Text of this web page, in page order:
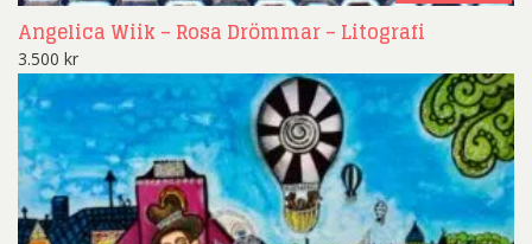
Angelica Wiik – Rosa Drömmar – Litografi
3.500 kr